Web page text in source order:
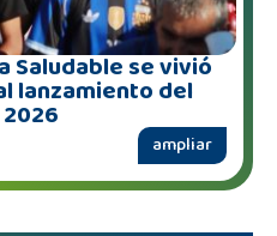
Saludable se vivió
lanzamiento del
ampliar